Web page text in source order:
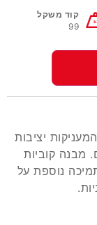
קוד משקל
99
יציבות
מבנה קוביות
נוספת על